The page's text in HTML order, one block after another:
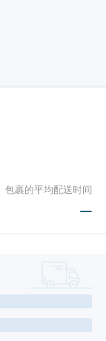
包裹的平均配送时间
—